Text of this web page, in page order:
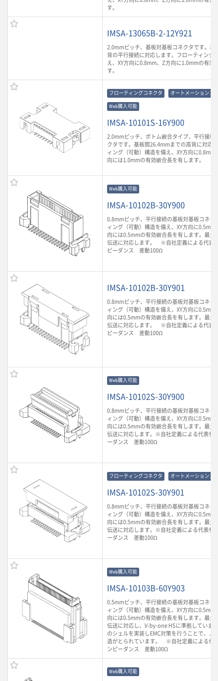
す。
IMSA-13065B-2-12Y921
2.0mmピッチ、基板対基板コネクタです。基
背の平行接続に対応します。フローティング
え、XY方向に0.8mm、Z方向に1.0mmの有効
す。
フローティングコネクタ オートメーションコ
Web購入可能
IMSA-10101S-16Y900
2.0mmピッチ、ボトム嵌合タイプ、平行接続
クタです。基板間26.4mmまでの高背に対応
ィング（可動）構造を備え、XY方向に
向には1.0mmの有効嵌合長を有します。
Web購入可能
IMSA-10102B-30Y900
0.8mmピッチ、平行接続の基板対基板コネク
ィング（可動）構造を備え、XY方向に
向には0.5mmの有効嵌合長を有します。最
伝送に対応します。 ※自社定義による代表
ピーダンス 差動100Ω
IMSA-10102B-30Y901
0.8mmピッチ、平行接続の基板対基板コネク
ィング（可動）構造を備え、XY方向に
向には0.5mmの有効嵌合長を有します。最
伝送に対応します。 ※自社定義による代表
ピーダンス 差動100Ω
Web購入可能
IMSA-10102S-30Y900
0.8mmピッチ、平行接続の基板対基板コネク
ィング（可動）構造を備え、XY方向に
向には0.5mmの有効嵌合長を有します。最
伝送に対応します。※自社定義による代表参
ーダンス 差動100Ω
フローティングコネクタ オートメーションコ
IMSA-10102S-30Y901
0.8mmピッチ、平行接続の基板対基板コネク
ィング（可動）構造を備え、XY方向に
向には0.5mmの有効嵌合長を有します。最
伝送に対応します。※自社定義による代表参
ーダンス 差動100Ω
Web購入可能
IMSA-10103B-60Y903
0.5mmピッチ、平行接続の基板対基板コネク
ィング（可動）構造を備え、XY方向に
向には0.5mmの有効嵌合長を有します。最
伝送に対応し、V-by-one HSに準拠していま
のシェルを実装しEMC対策を行うことで、ノ
造がとられています。 ※自社定義による代
ンピーダンス 差動100Ω
Web購入可能